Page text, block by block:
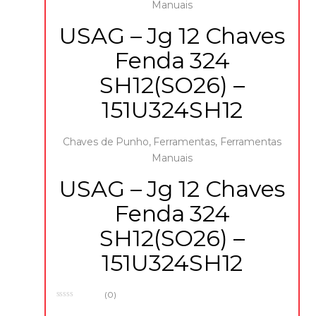
Manuais
USAG – Jg 12 Chaves
Fenda 324
SH12(SO26) –
151U324SH12
Chaves de Punho, Ferramentas, Ferramentas
Manuais
USAG – Jg 12 Chaves
Fenda 324
SH12(SO26) –
151U324SH12
(0)